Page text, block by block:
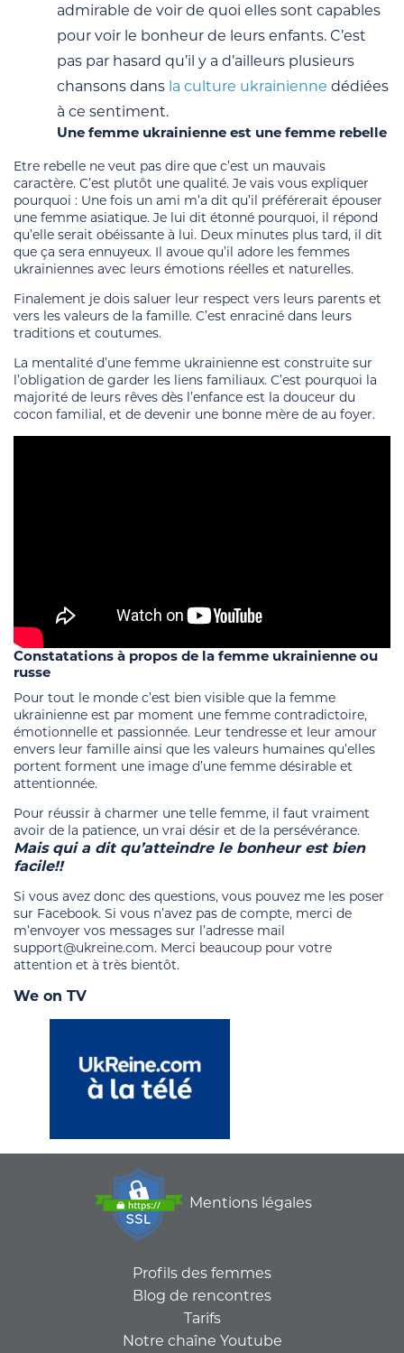
admirable de voir de quoi elles sont capables
pour voir le bonheur de leurs enfants. C’est
pas par hasard qu’il y a d’ailleurs plusieurs
chansons dans la culture ukrainienne dédiées
à ce sentiment.
Une femme ukrainienne est une femme rebelle
Etre rebelle ne veut pas dire que c’est un mauvais
caractère. C’est plutôt une qualité. Je vais vous expliquer
pourquoi : Une fois un ami m’a dit qu’il préférerait épouser
une femme asiatique. Je lui dit étonné pourquoi, il répond
qu’elle serait obéissante à lui. Deux minutes plus tard, il dit
que ça sera ennuyeux. Il avoue qu’il adore les femmes
ukrainiennes avec leurs émotions réelles et naturelles.
Finalement je dois saluer leur respect vers leurs parents et
vers les valeurs de la famille. C’est enraciné dans leurs
traditions et coutumes.
La mentalité d’une femme ukrainienne est construite sur
l’obligation de garder les liens familiaux. C’est pourquoi la
majorité de leurs rêves dès l’enfance est la douceur du
cocon familial, et de devenir une bonne mère de au foyer.
Constatations à propos de la femme ukrainienne ou
russe
Pour tout le monde c’est bien visible que la femme
ukrainienne est par moment une femme contradictoire,
émotionnelle et passionnée. Leur tendresse et leur amour
envers leur famille ainsi que les valeurs humaines qu’elles
portent forment une image d’une femme désirable et
attentionnée.
Pour réussir à charmer une telle femme, il faut vraiment
avoir de la patience, un vrai désir et de la persévérance.
Mais qui a dit qu’atteindre le bonheur est bien
facile!!
Si vous avez donc des questions, vous pouvez me les poser
sur Facebook. Si vous n’avez pas de compte, merci de
m’envoyer vos messages sur l’adresse mail
support@ukreine.com. Merci beaucoup pour votre
attention et à très bientôt.
We on TV
Mentions légales
Profils des femmes
Blog de rencontres
Tarifs
Notre chaîne Youtube